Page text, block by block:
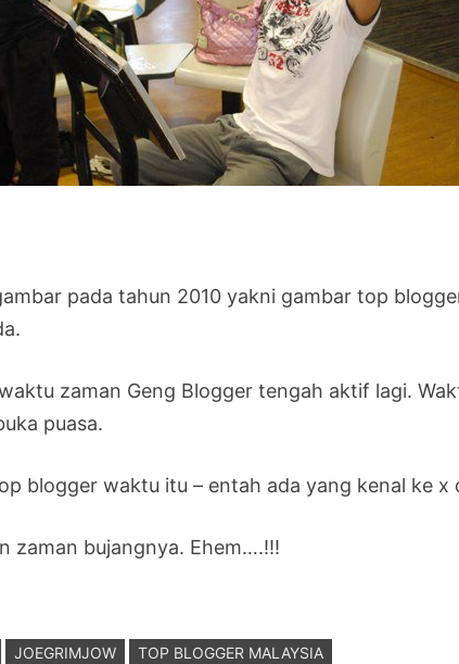
pada tahun 2010 yakni gambar top
zaman Geng Blogger tengah aktif lagi.
puasa.
blogger waktu itu – entah ada yang kenal ke x
zaman bujangnya. Ehem….!!!
JOEGRIMJOW TOP BLOGGER MALAYSIA